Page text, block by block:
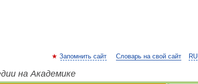
RU
Запомнить сайт Словарь на свой сайт
на Академике